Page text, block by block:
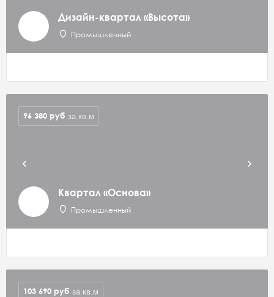
Дизайн-квартал «Высота»
Промышленный
Квартал «Основа»
Промышленный
96 380 руб за кв.м
103 690 руб за кв.м